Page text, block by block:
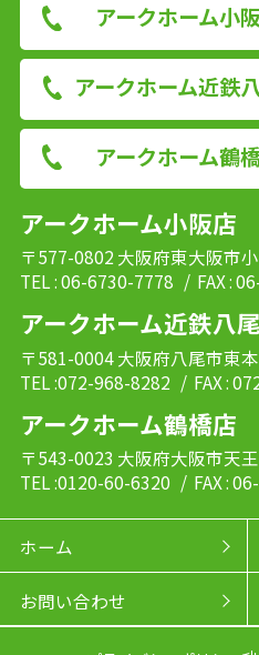
アークホーム小
アークホーム近鉄
アークホーム鶴
アークホーム小阪店
〒577-0802 大阪府東大阪市
TEL : 06-6730-7778 / FAX :
アークホーム近鉄八
〒581-0004 大阪府八尾市東
TEL :072-968-8282 / FAX :
アークホーム鶴橋店
〒543-0023 大阪府大阪市天
TEL :0120-60-6320 / FAX :
ホーム
お問い合わせ